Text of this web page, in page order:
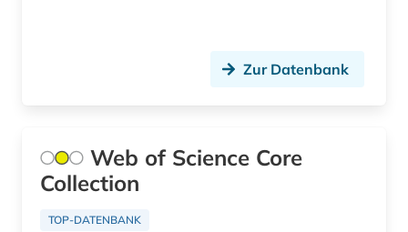
Zur Datenbank
Web of Science Core
Collection
TOP-DATENBANK